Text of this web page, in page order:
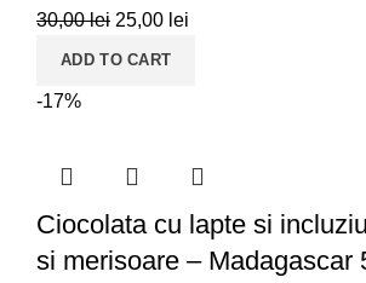
30,00lei 25,00 lei
ADD TO CART
-17%
Ciocolata cu lapte si
si merisoare – Madagascar